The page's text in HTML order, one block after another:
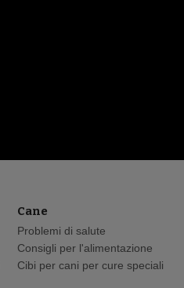
Cane
Problemi di salute
Consigli per l'alimentazione
Cibi per cani per cure speciali